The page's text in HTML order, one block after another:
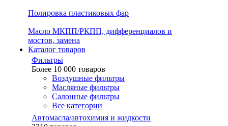
Полировка пластиковых фар
Масло МКПП/РКПП, дифференциалов и
мостов, замена
Каталог товаров
Фильтры
Более 10 000 товаров
Воздушные фильтры
Масляные фильтры
Салонные фильтры
Все категории
Автомасла/автохимия и жидкости